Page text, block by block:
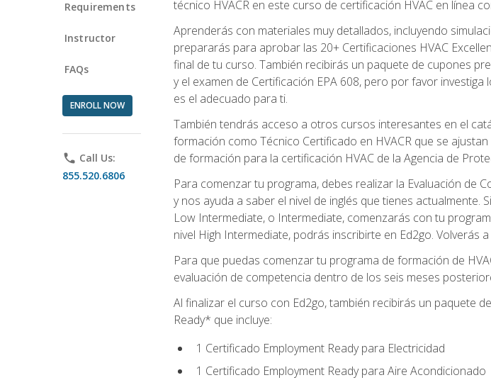
Requirements
Instructor
FAQs
ENROLL NOW
phone Call Us:
855.520.6806
técnico HVACR en este curso de certificación HVAC en línea
Aprenderás con materiales muy detallados, incluyendo
prepararás para aprobar las 20+ Certificaciones HVAC
final de tu curso. También recibirás un paquete de cupones
y el examen de Certificación EPA 608, pero por favor
es el adecuado para ti.
También tendrás acceso a otros cursos interesantes en el
formación como Técnico Certificado en HVACR que se
de formación para la certificación HVAC de la Agencia de
Para comenzar tu programa, debes realizar la Evaluación de
y nos ayuda a saber el nivel de inglés que tienes actualmente.
Low Intermediate, o Intermediate, comenzarás con tu
nivel High Intermediate, podrás inscribirte en Ed2go. Volverás
Para que puedas comenzar tu programa de formación de
evaluación de competencia dentro de los seis meses
Al finalizar el curso con Ed2go, también recibirás un paquete
Ready* que incluye:
1 Certificado Employment Ready para Electricidad
1 Certificado Employment Ready para Aire Acondicionado